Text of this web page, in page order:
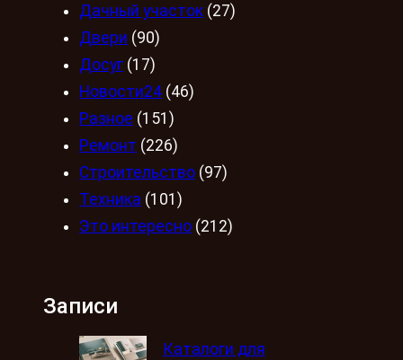
Дачный участок (27)
Двери (90)
Досуг (17)
Новости24 (46)
Разное (151)
Ремонт (226)
Строительство (97)
Техника (101)
Это интересно (212)
Записи
Каталоги для